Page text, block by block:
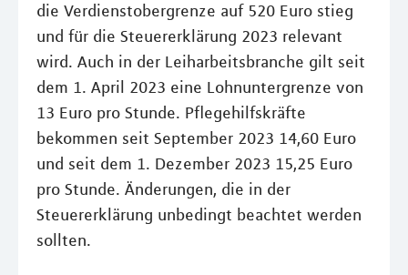
die Verdienstobergrenze auf 520 Euro stieg
und für die Steuererklärung 2023 relevant
wird. Auch in der Leiharbeitsbranche gilt seit
dem 1. April 2023 eine Lohnuntergrenze von
13 Euro pro Stunde. Pflegehilfskräfte
bekommen seit September 2023 14,60 Euro
und seit dem 1. Dezember 2023 15,25 Euro
pro Stunde. Änderungen, die in der
Steuererklärung unbedingt beachtet werden
sollten.